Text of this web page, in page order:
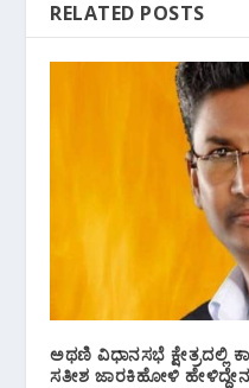
RELATED POSTS
ಅಥಣಿ ವಿಧಾನಸಭೆ ಕ್ಷೇತ್ರದಲ್ಲಿ
ಸತೀಶ ಜಾರಕಿಹೋಳಿ